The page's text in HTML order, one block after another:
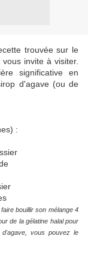
trouvée sur le
invite à visiter.
significative en
d'agave (ou de
:
bouillir son mélange 4
de la gélatine halal pour
vous pouvez le